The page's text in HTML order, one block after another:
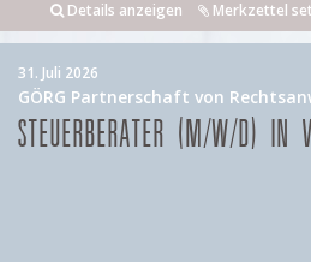
Details anzeigen Merkzettel
31. Juli 2026
GÖRG Partnerschaft von
STEUERBERATER (M/W/D) IN